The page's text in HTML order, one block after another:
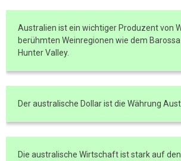
Australien ist ein wichtiger Produzent von
berühmten Weinregionen wie dem
Hunter Valley.
Der australische Dollar ist die Währung
Die australische Wirtschaft ist stark auf